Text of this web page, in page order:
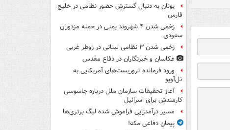
یونان به دنبال گسترش حضور نظامی در خلیج
فارس
زخمی شدن ۴ شهروند یمنی در حمله مزدوران
سعودی
زخمی شدن ۳ نظامی لبنانی در زوطر غربی
عکاسان و خبرنگاران در دفاع مقدس
ورود فرمانده تروریست‌های آمریکایی به
تل‌آویو
آغاز تحقیقات سازمان ملل درباره جاسوسی
کارمندش برای اسرائیل
مسیر درآمدزایی فراموش شده لیگ برتری‌ها
پیمان دفاعی مکه!